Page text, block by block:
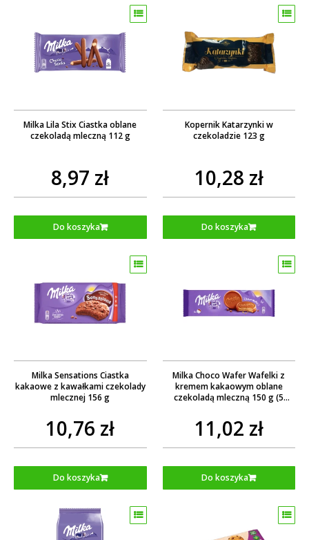
Milka Lila Stix Ciastka oblane
czekoladą mleczną 112 g
8,97 zł
Do koszyka
Kopernik Katarzynki w
czekoladzie 123 g
10,28 zł
Do koszyka
Milka Sensations Ciastka
kakaowe z kawałkami czekolady
mlecznej 156 g
10,76 zł
Do koszyka
Milka Choco Wafer Wafelki z
kremem kakaowym oblane
czekoladą mleczną 150 g (5
11,02 zł
Do koszyka